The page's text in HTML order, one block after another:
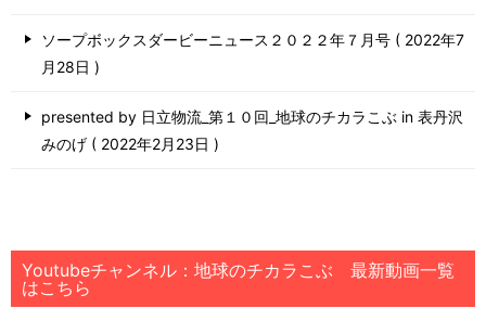
ソープボックスダービーニュース２０２２年７月号
2022年7
月28日
presented by 日立物流_第１０回_地球のチカラこぶ in 表丹沢
みのげ
2022年2月23日
Youtubeチャンネル：地球のチカラこぶ 最新動画一覧
はこちら